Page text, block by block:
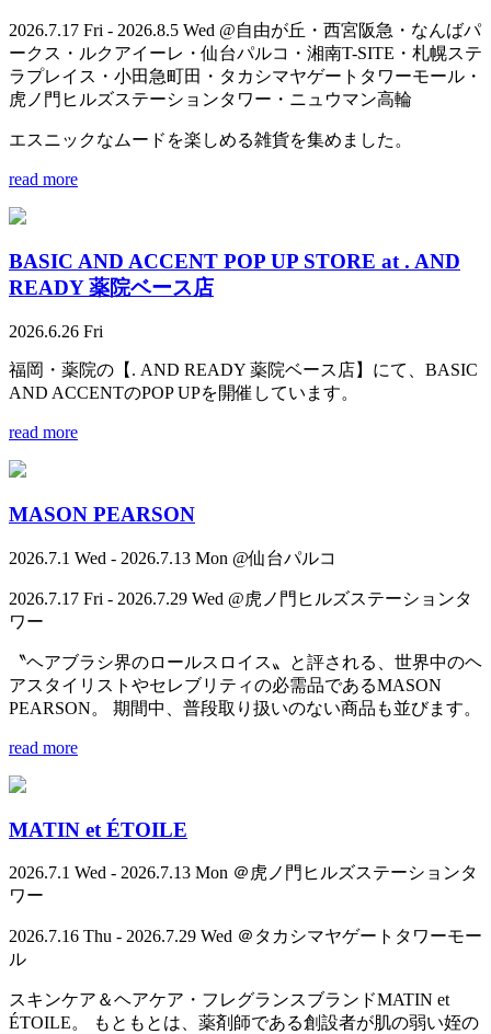
2026.7.17 Fri - 2026.8.5 Wed @自由が丘・西宮阪急・なんばパ
ークス・ルクアイーレ・仙台パルコ・湘南T-SITE・札幌ステ
ラプレイス・小田急町田・タカシマヤゲートタワーモール・
虎ノ門ヒルズステーションタワー・ニュウマン高輪
エスニックなムードを楽しめる雑貨を集めました。
read more
BASIC AND ACCENT POP UP STORE at . AND
READY 薬院ベース店
2026.6.26 Fri
福岡・薬院の【. AND READY 薬院ベース店】にて、BASIC
AND ACCENTのPOP UPを開催しています。
read more
MASON PEARSON
2026.7.1 Wed - 2026.7.13 Mon @仙台パルコ
2026.7.17 Fri - 2026.7.29 Wed @虎ノ門ヒルズステーションタ
ワー
〝ヘアブラシ界のロールスロイス〟と評される、世界中のヘ
アスタイリストやセレブリティの必需品であるMASON
PEARSON。 期間中、普段取り扱いのない商品も並びます。
read more
MATIN et ÉTOILE
2026.7.1 Wed - 2026.7.13 Mon ＠虎ノ門ヒルズステーションタ
ワー
2026.7.16 Thu - 2026.7.29 Wed ＠タカシマヤゲートタワーモー
ル
スキンケア＆ヘアケア・フレグランスブランドMATIN et
ÉTOILE。 もともとは、薬剤師である創設者が肌の弱い姪の